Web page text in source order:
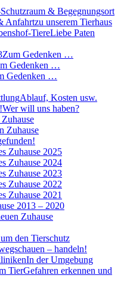
Schutzraum & Begegnungsort
Anfahrtzu unserem Tierhaus
TiereLiebe Paten
Zum Gedenken …
Gedenken …
Gedenken …
Ablauf, Kosten usw.
Wer will uns haben?
Zuhause
Zuhause 2025
Zuhause 2024
Zuhause 2023
2022
2021
2013 – 2020
Zuhause
den Tierschutz
– handeln!
In der Umgebung
TierGefahren erkennen und